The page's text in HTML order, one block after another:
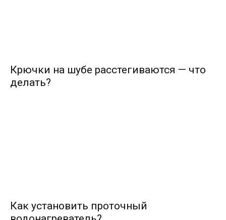
Крючки на шубе расстегиваются — что
делать?
Как установить проточный